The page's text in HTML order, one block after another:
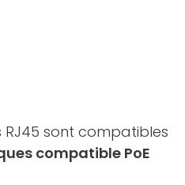
sont compatibles
compatible PoE